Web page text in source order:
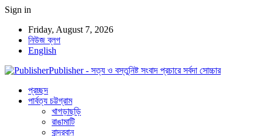
Sign in
Friday, August 7, 2026
নিউজ ব্লগ
English
Publisher - সত্য ও বস্তুনিষ্ট সংবাদ প্রচারে সর্বদা সোচ্চার
প্রচ্ছদ
পার্বত্য চট্টগ্রাম
খাগড়াছড়ি
রাঙামাটি
বান্দরবান